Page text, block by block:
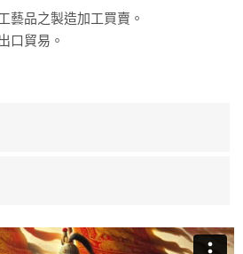
藝品之製造加工買賣。
口貿易。